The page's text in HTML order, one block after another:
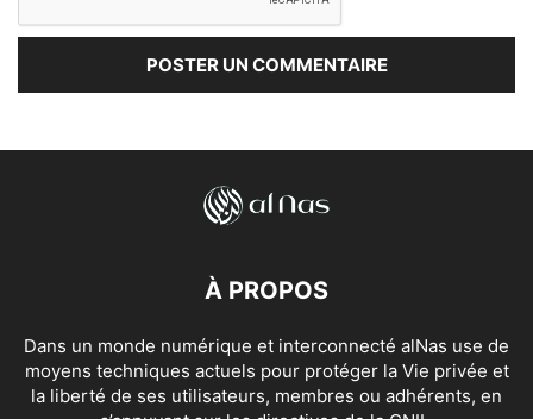
À PROPOS
Dans un monde numérique et interconnecté alNas use de
moyens techniques actuels pour protéger la Vie privée et
la liberté de ses utilisateurs, membres ou adhérents, en